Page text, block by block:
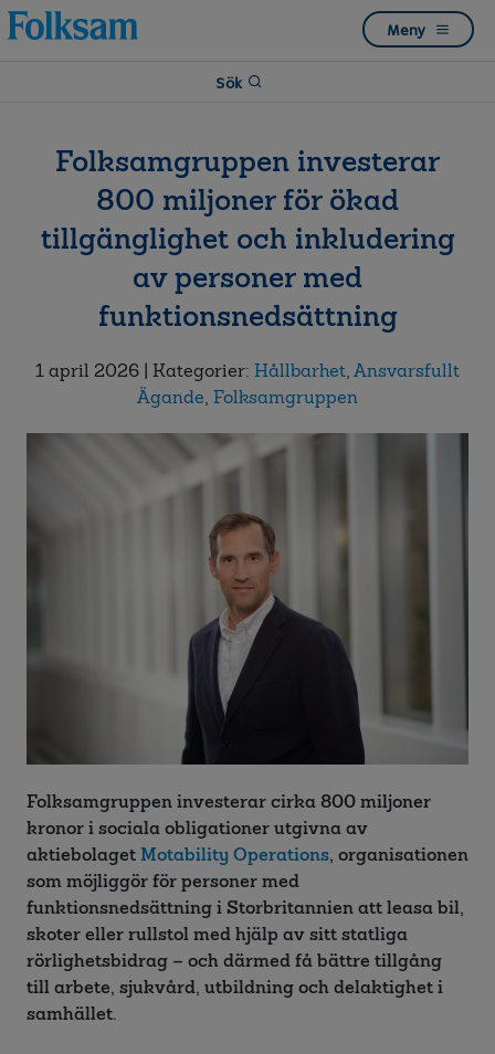
Till
navigation
Till
innehåll
Meny
Sök
Folksamgruppen investerar
800 miljoner för ökad
tillgänglighet och inkludering
av personer med
funktionsnedsättning
1 april 2026 | Kategorier: Hållbarhet,Ansvarsfullt
Ägande, Folksamgruppen
Folksamgruppen investerar cirka 800 miljoner
kronor i sociala obligationer utgivna av
aktiebolagetMotability Operations, organisationen
som möjliggör för personer med
funktionsnedsättning i Storbritannien att leasa bil,
skoter eller rullstol med hjälp av sitt statliga
rörlighetsbidrag – och därmed få bättre tillgång
till arbete, sjukvård, utbildning och delaktighet i
samhället.